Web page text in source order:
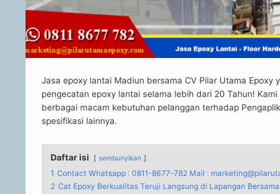
Jasa epoxy lantai Madiun bersama CV Pilar Utama Epoxy
pengecatan epoxy lantai selama lebih dari 20 Tahun!
berbagai macam kebutuhan pelanggan terhadap
spesifikasi lainnya.
Daftar isi sembunyikan
1 Contact Whatsapp : 0811-8677-782 Mail :
2 Cat Epoxy Berkualitas Teruji Langsung di Lapangan